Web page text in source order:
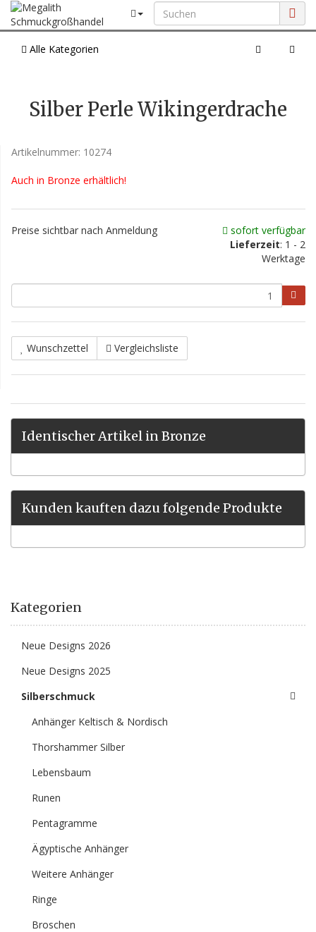
Alle Kategorien
Silber Perle Wikingerdrache
Artikelnummer: 10274
Auch in Bronze erhältlich!
Preise sichtbar nach Anmeldung
sofort verfügbar
Lieferzeit: 1 - 2
Werktage
Wunschzettel Vergleichsliste
Identischer Artikel in Bronze
Kunden kauften dazu folgende Produkte
Kategorien
Neue Designs 2026
Neue Designs 2025
Silberschmuck
Anhänger Keltisch & Nordisch
Thorshammer Silber
Lebensbaum
Runen
Pentagramme
Ägyptische Anhänger
Weitere Anhänger
Ringe
Broschen